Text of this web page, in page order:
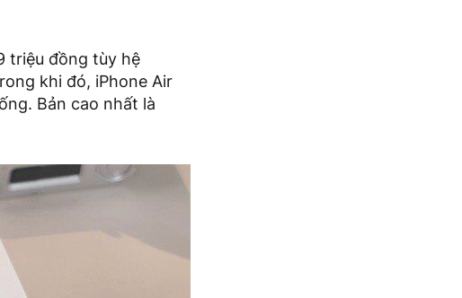
triệu đồng tùy hệ
khi đó, iPhone Air
Bản cao nhất là